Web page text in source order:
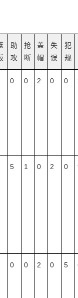
助
攻
抢
断
盖
帽
失
误
犯
规
0 0 2 0 0
5 1 0 2 0
0 0 2 0 5